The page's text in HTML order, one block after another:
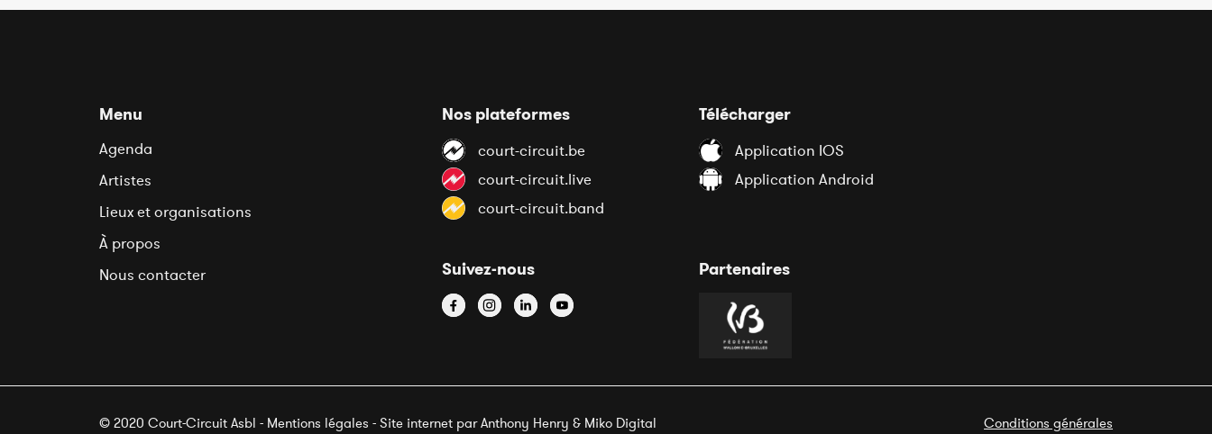
Menu
Agenda
Artistes
Lieux et organisations
À propos
Nous contacter
Nos plateformes
court-circuit.be
court-circuit.live
court-circuit.band
Suivez-nous
Télécharger
Application IOS
Application Android
Partenaires
© 2020 Court-Circuit Asbl - Mentions légales - Site internet par Anthony Henry & Miko Digital Conditions générales